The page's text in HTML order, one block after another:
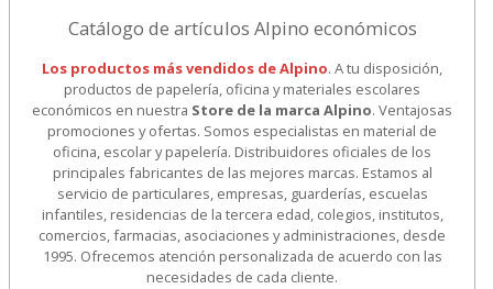
Catálogo de artículos Alpino económicos
Los productos más vendidos de Alpino. A tu disposición,
productos de papelería, oficina y materiales escolares
económicos en nuestra Store de la marca Alpino. Ventajosas
promociones y ofertas. Somos especialistas en material de
oficina, escolar y papelería. Distribuidores oficiales de los
principales fabricantes de las mejores marcas. Estamos al
servicio de particulares, empresas, guarderías, escuelas
infantiles, residencias de la tercera edad, colegios, institutos,
comercios, farmacias, asociaciones y administraciones, desde
1995. Ofrecemos atención personalizada de acuerdo con las
necesidades de cada cliente.